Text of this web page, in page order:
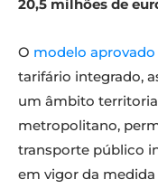
20,5 milhões de
O modelo aprovado
tarifário integrado,
um âmbito
metropolitano,
transporte público
em vigor da